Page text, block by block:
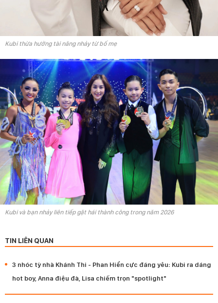
Kubi thừa hưởng tài năng nhảy từ bố mẹ
Kubi và bạn nhảy liên tiếp gặt hái thành công trong năm 2026
TIN LIÊN QUAN
3 nhóc tỳ nhà Khánh Thi - Phan Hiển cực đáng yêu: Kubi ra dáng
hot boy, Anna điệu đà, Lisa chiếm trọn "spotlight"